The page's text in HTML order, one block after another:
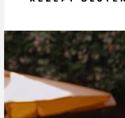
Shop & Live-Bestand
Blüten
Extrakte